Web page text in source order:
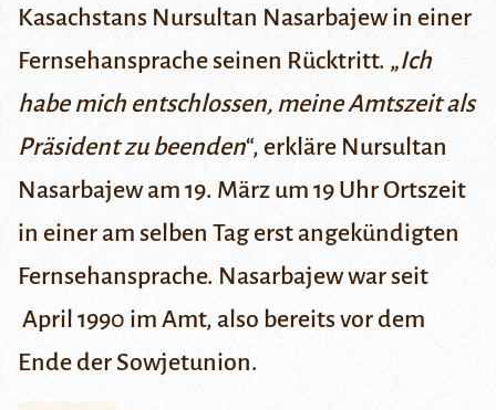
Kasachstans Nursultan Nasarbajew in einer
Fernsehansprache seinen Rücktritt. „Ich
habe mich entschlossen, meine Amtszeit als
Präsident zu beenden“, erkläre Nursultan
Nasarbajewam 19. März um 19 Uhr Ortszeit
in einer am selben Tag erst angekündigten
Fernsehansprache. Nasarbajew war seit
April 1990 im Amt, also bereits vor dem
Ende der Sowjetunion.